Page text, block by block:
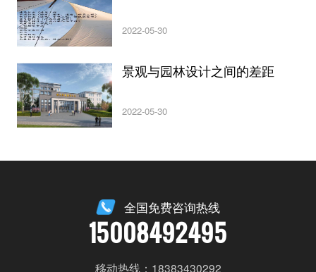
2022-05-30
景观与园林设计之间的差距
2022-05-30
全国免费咨询热线
15008492495
移动热线：18383430292